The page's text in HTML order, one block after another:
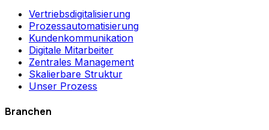
Vertriebsdigitalisierung
Prozessautomatisierung
Kundenkommunikation
Digitale Mitarbeiter
Zentrales Management
Skalierbare Struktur
Unser Prozess
Branchen